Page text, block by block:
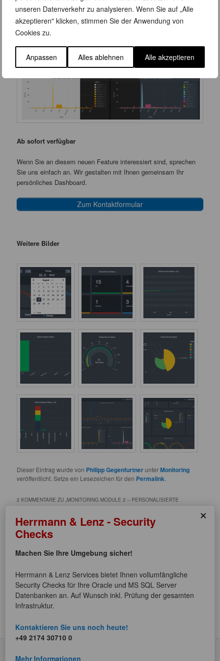
unseren Datenverkehr zu analysieren. Wenn Sie auf „Alle
akzeptieren" klicken, stimmen Sie der Anwendung von
Cookies zu.
Anpassen Alles ablehnen Alle akzeptieren
besonders schonend für die Augen.
Ab sofort verfügbar
Wenn Sie an diesem neuen Feature interessiert sind, sprechen
Sie uns einfach an. Wir gestalten mit Ihnen gemeinsam Ihr
persönliches Dashboard.
Zum Kontaktformular
Weitere Bilder
Dieser Eintrag wurde von Philipp Gegenfurtner unterMonitoring
veröffentlicht. Setze ein Lesezeichen für den Permalink
2 KOMMENTARE ZU „MONITORING MODULE 2 – PERSONALISIERTE
Pingback:
Module überzeugt! - Herrmann & Lenz BlogHerrmann &
Lenz Blog
Datenschutzerklärung
×
Herrmann & Lenz - Security
Checks
Machen Sie Ihre Umgebung sicher!
Herrmann & Lenz Services bietet Ihnen vollumfängliche
Security Checks für Ihre Oracle und MS SQL Server
Datenbanken an. Auf Wunsch inkl. Prüfung der gesamten
Infrastruktur.
Kontaktieren Sie uns noch heute!
+49 2174 30710 0
Mehr Informationen